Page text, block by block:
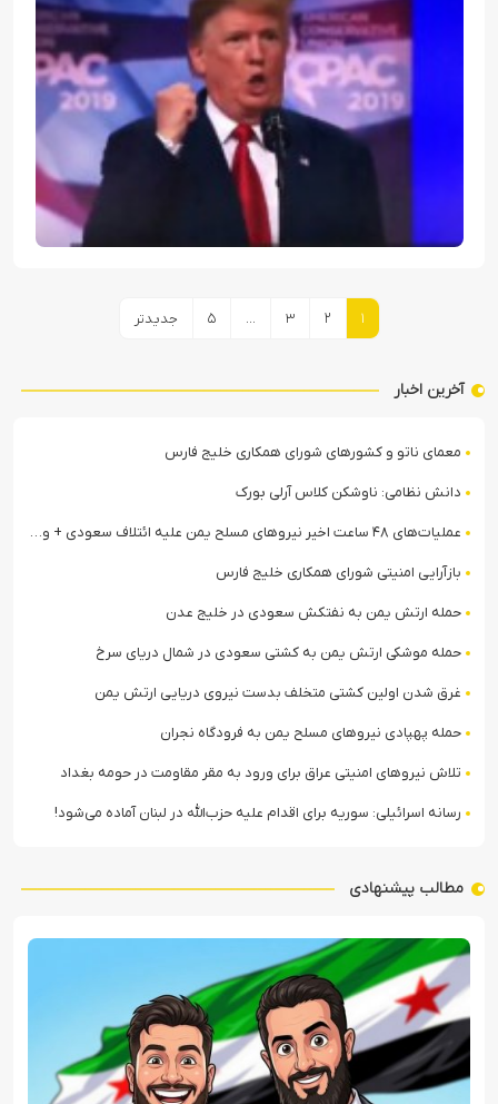
۱ ۲ ۳ … ۵ جدیدتر
آخرین اخبار
معمای ناتو و کشورهای شورای همکاری خلیج فارس
دانش نظامی: ناوشکن کلاس آرلی بورک
عملیات‌های ۴۸ ساعت اخیر نیروهای مسلح یمن علیه ائتلاف سعودی + ویدیو
بازآرایی امنیتی شورای همکاری خلیج فارس
حمله ارتش یمن به نفتکش سعودی در خلیج عدن
حمله موشکی ارتش یمن به کشتی سعودی در شمال دریای سرخ
غرق شدن اولین کشتی متخلف بدست نیروی دریایی ارتش یمن
حمله پهپادی نیروهای مسلح یمن به فرودگاه نجران
تلاش نیروهای امنیتی عراق برای ورود به مقر مقاومت در حومه بغداد
رسانه اسرائیلی: سوریه برای اقدام علیه حزب‌الله در لبنان آماده می‌شود!
مطالب پیشنهادی